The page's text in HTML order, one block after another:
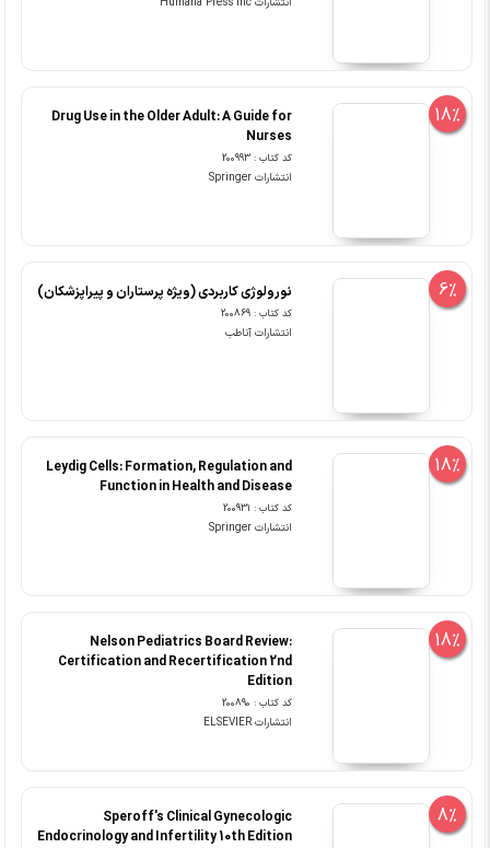
18%
Drug Use in the Older Adult: A Guide for
Nurses
کد کتاب : 200993
انتشارات Springer
6% نورولوژی کاربردی (ویژه پرستاران و پیراپزشکان)
کد کتاب : 200869
انتشارات آناطب
18%
Leydig Cells: Formation, Regulation and
Function in Health and Disease
کد کتاب : 200931
انتشارات Springer
18%
Nelson Pediatrics Board Review:
Certification and Recertification 2nd
Edition
کد کتاب : 200890
انتشارات ELSEVIER
8%
Speroff's Clinical Gynecologic
Endocrinology and Infertility 10th Edition